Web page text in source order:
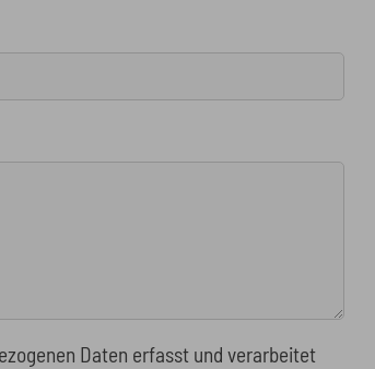
Daten erfasst und verarbeitet